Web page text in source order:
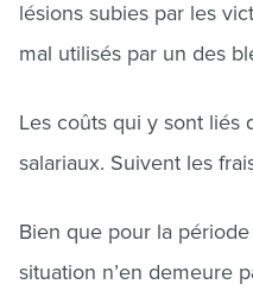
lésions subies par les
mal utilisés par un des
Les coûts qui y sont liés
salariaux. Suivent les
Bien que pour la
situation n’en demeure